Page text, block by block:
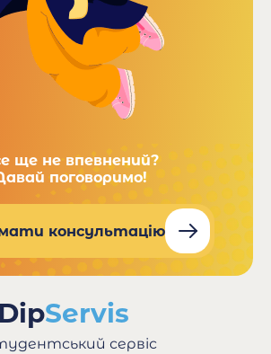
ще не впевнений?
поговоримо!
консультацію
сервіс